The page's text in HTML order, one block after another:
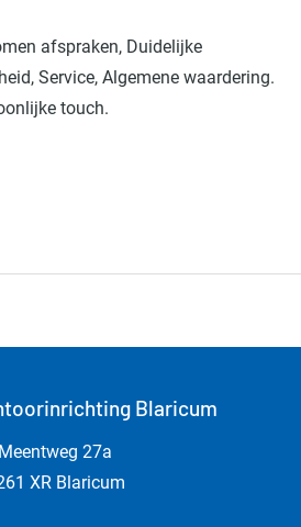
afspraken, Duidelijke
Service, Algemene waardering.
touch.
Blaricum
Meentweg 27a
XR Blaricum